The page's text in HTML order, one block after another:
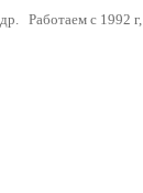
Работаем с 1992 г,